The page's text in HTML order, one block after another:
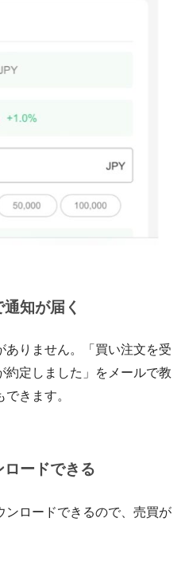
知が届く
りません。「買い注文を受
約定しました」をメールで教
きます。
ードできる
ンロードできるので、売買が